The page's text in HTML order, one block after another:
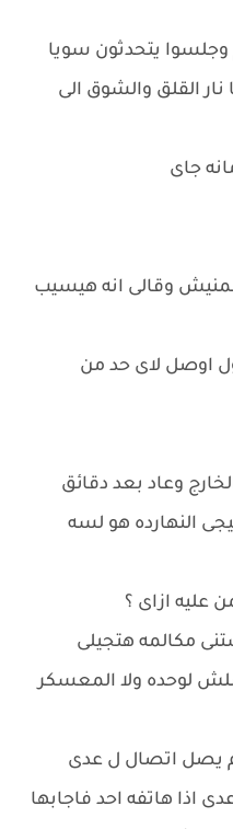
وجلسوا يتحدثون سويا
نار القلق والشوق الى
جاى
بقاله 3ايام مكلمنيش وقالى انه هيسيب
اوصل لاى حد من
وعاد بعد دقائق
النهارده هو لسه
عليه ازاى ؟
مكالمه هتجيلى
لوحده ولا المعسكر
يصل اتصال ل عدى
اذا هاتفه احد فاجابها